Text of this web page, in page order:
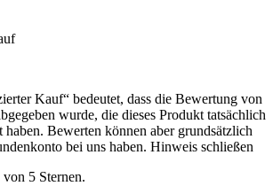
Kauf“ bedeutet, dass die Bewertung von
wurde, die dieses Produkt tatsächlich
haben. Bewerten können aber grundsätzlich
bei uns haben. Hinweis schließen
5 Sternen.